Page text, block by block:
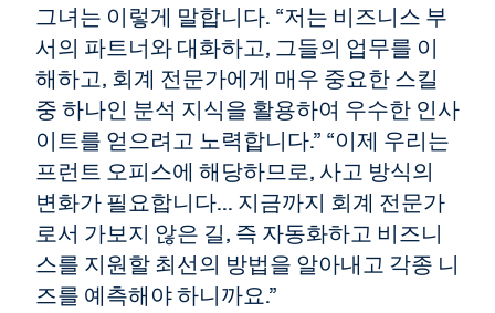
그녀는 이렇게 말합니다. “저는 비즈니스 부
서의 파트너와 대화하고, 그들의 업무를 이
해하고, 회계 전문가에게 매우 중요한 스킬
중 하나인 분석 지식을 활용하여 우수한 인사
이트를 얻으려고 노력합니다.” “이제 우리는
프런트 오피스에 해당하므로, 사고 방식의
변화가 필요합니다... 지금까지 회계 전문가
로서 가보지 않은 길, 즉 자동화하고 비즈니
스를 지원할 최선의 방법을 알아내고 각종 니
즈를 예측해야 하니까요.”